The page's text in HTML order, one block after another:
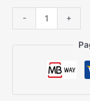
-
Quantidade
de
Recheio
+